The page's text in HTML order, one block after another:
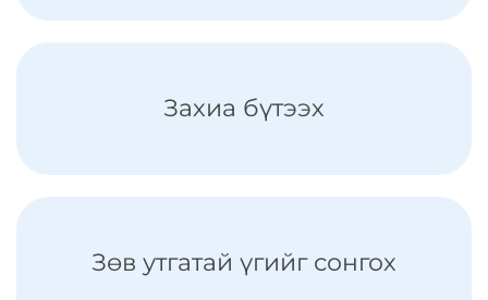
Захиа бүтээх
Зөв утгатай үгийг сонгох